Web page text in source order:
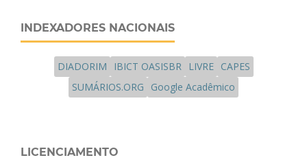
INDEXADORES NACIONAIS
DIADORIM IBICT OASISBR LIVRE
CAPES
SUMÁRIOS.ORG
Google Acadêmico
LICENCIAMENTO